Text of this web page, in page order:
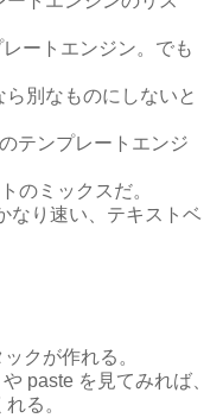
ートエンジン。でも
別なものにしないと
テンプレートエンジ
のミックスだ。
なり速い、テキストベ
クが作れる。
paste を見てみれば、
る。